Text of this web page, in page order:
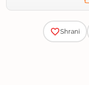
Shrani